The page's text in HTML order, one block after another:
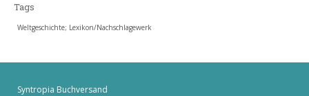
Tags
Weltgeschichte; Lexikon/Nachschlagewerk
Syntropia Buchversand